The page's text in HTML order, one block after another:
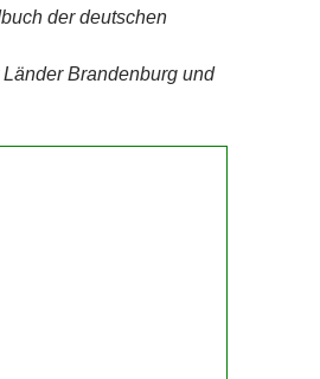
der deutschen
Brandenburg und